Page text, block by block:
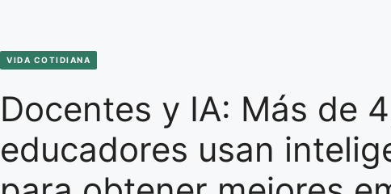
VIDA COTIDIANA
Docentes y IA: Más de
educadores usan